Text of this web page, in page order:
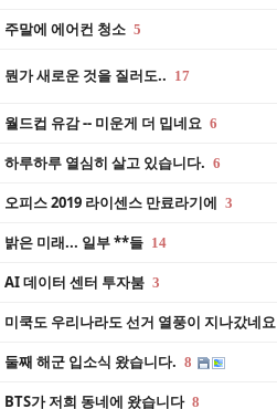
주말에 에어컨 청소 5
뭔가 새로운 것을 질러도.. 17
월드컵 유감 -- 미운게 더 밉네요 6
하루하루 열심히 살고 있습니다. 6
오피스 2019 라이센스 만료라기에 3
밝은 미래... 일부 **들 14
AI 데이터 센터 투자붐 3
미쿡도 우리나라도 선거 열풍이 지나갔네요
둘째 해군 입소식 왔습니다. 8
BTS가 저희 동네에 왔습니다 8